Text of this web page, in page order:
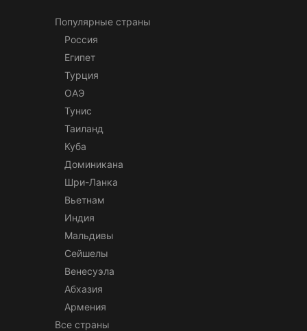
Популярные страны
Россия
Египет
Турция
ОАЭ
Тунис
Таиланд
Куба
Доминикана
Шри-Ланка
Вьетнам
Индия
Мальдивы
Сейшелы
Венесуэла
Абхазия
Армения
Все страны